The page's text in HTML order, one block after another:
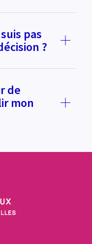
pas
?
de
mon